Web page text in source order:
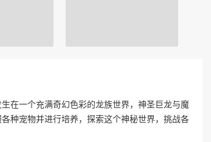
在一个充满奇幻色彩的龙族世界，神圣巨龙与魔
种宠物并进行培养，探索这个神秘世界，挑战各